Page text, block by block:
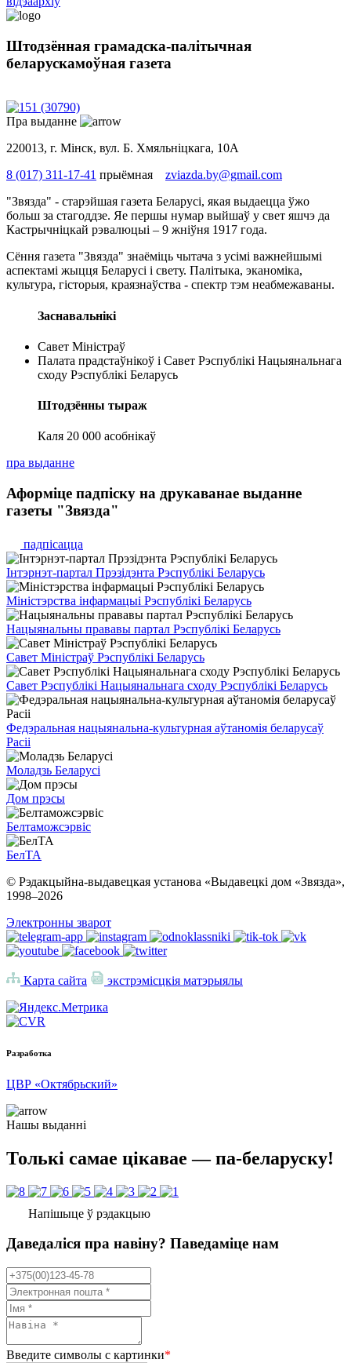
Штодзённая грамадска-палітычная
беларускамоўная газета
Пра выданне
220013, г. Мiнск, вул. Б. Хмяльніцкага, 10А
8 (017) 311-17-41 прыёмная zviazda.by@gmail.com
"Звязда" - старэйшая газета Беларусі, якая выдаецца ўжо
больш за стагоддзе. Яе першы нумар выйшаў у свет яшчэ да
Кастрычніцкай рэвалюцыі – 9 жніўня 1917 года.
Сёння газета "Звязда" знаёміць чытача з усімі важнейшымі
аспектамі жыцця Беларусі і свету. Палітыка, эканоміка,
культура, гісторыя, краязнаўства - спектр тэм неабмежаваны.
Заснавальнікі
Савет Міністраў
Палата прадстаўнікоў і Савет Рэспублікі Нацыянальнага
сходу Рэспублікі Беларусь
Штодзённы тыраж⁠
Каля 20 000 асобнікаў
пра выданне
Аформіце падпіску на друкаванае выданне
газеты "Звязда"
падпісацца
Інтэрнэт-партал Прэзідэнта Рэспублікі Беларусь
Міністэрства інфармацыі Рэспублікі Беларусь
Нацыянальны прававы партал Рэспублікі Беларусь
Савет Міністраў Рэспублікі Беларусь
Савет Рэспублікі Нацыянальнага сходу Рэспублікі Беларусь
Федэральная нацыянальна-культурная аўтаномія беларусаў
Расіі
Моладзь Беларусі
Дом прэсы
Белтаможсэрвіс
БелТА
© Рэдакцыйна-выдавецкая установа «Выдавецкі дом «Звязда»,
1998–2026
Электронны зварот
Карта сайта экстрэмісцкія матэрыялы
Разработка
ЦВР «Октябрьский»
Нашы выданні
Толькі самае цікавае — па-беларуску!
Напішыце ў рэдакцыю
Даведаліся пра навіну? Паведаміце нам
Введите символы с картинки*